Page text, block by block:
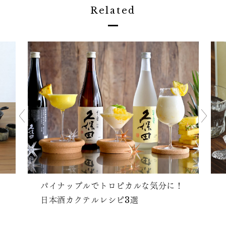
Related
パイナップルでトロピカルな気分に！
日本酒カクテルレシピ3選